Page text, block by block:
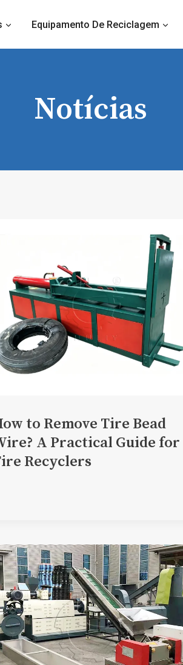
Equipamento De Reciclagem
Notícias
to Remove Tire Bead
A Practical Guide for
Recyclers